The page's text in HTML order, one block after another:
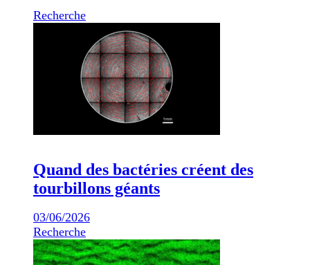
Recherche
Quand des bactéries créent des
tourbillons géants
03/06/2026
Recherche